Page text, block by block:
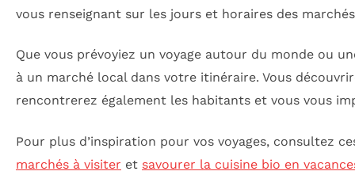
vous renseignant sur les jours et horaires des
Que vous prévoyiez un voyage autour du monde ou
à un marché local dans votre itinéraire. Vous
rencontrerez également les habitants et vous vous
Pour plus d’inspiration pour vos voyages, consultez
marchés à visiter et savourer la cuisine bio en